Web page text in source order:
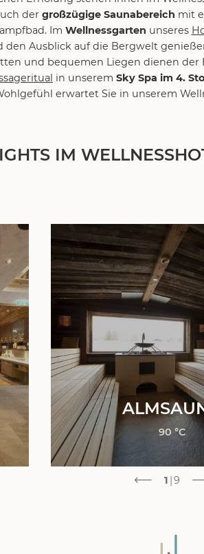
der großzügige Saunabereich mit
Im Wellnessgarten unseres
den Ausblick auf die Bergwelt
und bequemen Liegen dienen
in unserem Sky Spa im 4.
erwartet Sie in unserem
IM
90 °C
1 9